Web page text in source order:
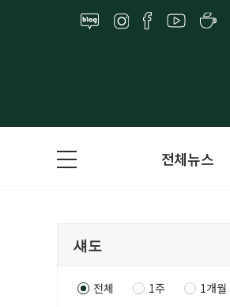
전체뉴스
전체 1주 1개월